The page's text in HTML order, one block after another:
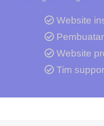
Website
Website
Tim